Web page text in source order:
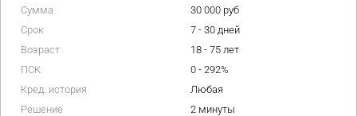
Сумма
100 000 руб
Срок
3 - 180 дней
Возраст
18 - 80 лет
ПСК
0 - 292%
Кред. история
Любая
Решение
1 мин